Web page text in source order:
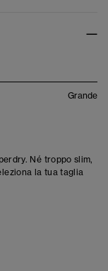
Grande
Né troppo slim,
la tua taglia